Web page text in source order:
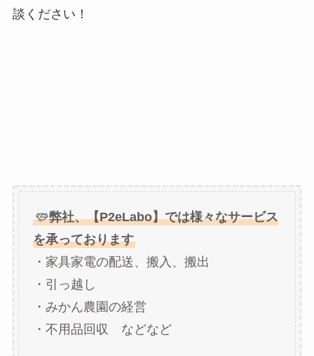
談ください！
弊社、【P2eLabo】では様々なサービス
を承っております
・家具家電の配送、搬入、搬出
・引っ越し
・みかん農園の経営
・不用品回収 などなど